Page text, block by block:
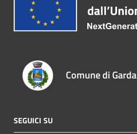
Comune di Garda
SEGUICI SU